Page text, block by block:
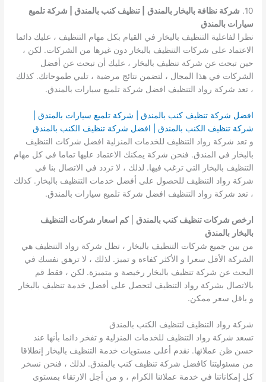
10. شركة نظافة بالبخار بالمندق
| تنظيف كنب بالمندق | شركة تلميع
سيارات بالمندق
نظرا لفاعلية التنظيف بالبخار في القيام بكل مهام التنظيف ، عليك دائما
الاعتماد على شركات التنظيف بالبخار دون غيرها من الشركات. لكن ،
حين تبحث عن شركة تنظيف بالبخار ، عليك أن تبحث عن أفضل
الشركات في هذا المجال ، لتضمن نتائج مرضية ، تلبي طموحاتك. كذلك
، تعد شركة رواد التنظيف افضل شركة تلميع سيارات بالمندق.
افضل شركة تنظيف كنب بالمندق | شركة تلميع سيارات بالمندق |
شركة تنظيف الكنب بالمندق | افضل شركة تنظيف الكنب بالمندق
و تعد شركة رواد التنظيف للخدمات المنزلية افضل شركات التنظيف
بالبخار في المندق. فنحن شركة يمكنك الاعتماد عليها تماما في كل مهام
التنظيف بالبخار التي ترغب فيها. لذلك ، لا تردد في الاتصال بنا في
شركة رواد التنظيف للحصول على أفضل خدمات التنظيف بالبخار. كذلك
، تعد شركة رواد التنظيف افضل شركة تلميع سيارات بالمندق.
ارخص شركات تنظيف كنب بالمندق |كم اسعار شركات التنظيف
بالبخار بالمندق
من بين جميع شركات التنظيف بالبخار ، تظل شركة رواد التنظيف هي
الشركة الأقل سعرا و الأكثر كفاءة و تميز. لذلك ، لا ترهق نفسك في
البحث عن شركة تنظيف بالبخار رخيصة و متميزة. لكن ، فقط قم
بالاتصال بشركة رواد التنظيف لتحصل على أفضل خدمة تنظيف بالبخار
و باقل سعر ممكن.
شركة رواد التنظيف لتنظيف الكنب بالمندق
تسعد شركة رواد التنظيف للخدمات المنزلية و تفخر دائما بأنها عند
حسن ظن عملائها. نقدم أعلى مستويات خدمة التنظيف بالبخار إنطلاقا
من مسئوليتنا كافضل شركة تنظيف كنب بالمندق. لذلك ، فنحن نسخر
كل إمكاناتنا في خدمة عملائنا الكرام ، و من أجل الارتقاء بمستوى